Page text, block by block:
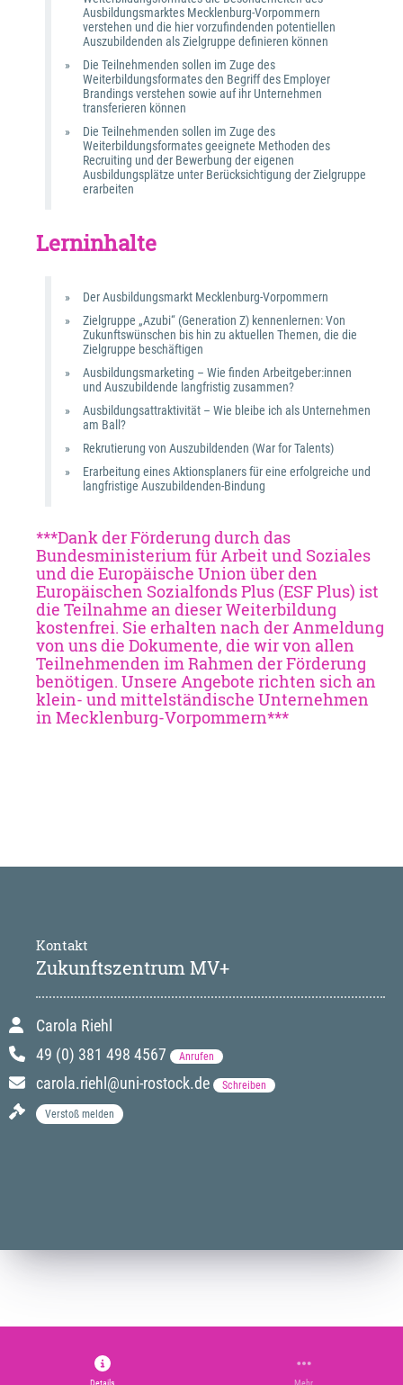
Details Mehr
Ausbildungsmarktes Mecklenburg-Vorpommern
verstehen und die hier vorzufindenden potentiellen
Auszubildenden als Zielgruppe definieren können
Die Teilnehmenden sollen im Zuge des
Weiterbildungsformates den Begriff des Employer
Brandings verstehen sowie auf ihr Unternehmen
transferieren können
Die Teilnehmenden sollen im Zuge des
Weiterbildungsformates geeignete Methoden des
Recruiting und der Bewerbung der eigenen
Ausbildungsplätze unter Berücksichtigung der Zielgruppe
erarbeiten
Lerninhalte
Der Ausbildungsmarkt Mecklenburg-Vorpommern
Zielgruppe „Azubi“ (Generation Z) kennenlernen: Von
Zukunftswünschen bis hin zu aktuellen Themen, die die
Zielgruppe beschäftigen
Ausbildungsmarketing – Wie finden Arbeitgeber:innen
und Auszubildende langfristig zusammen?
Ausbildungsattraktivität – Wie bleibe ich als Unternehmen
am Ball?
Rekrutierung von Auszubildenden (War for Talents)
Erarbeitung eines Aktionsplaners für eine erfolgreiche und
langfristige Auszubildenden-Bindung
***Dank der Förderung durch das
Bundesministerium für Arbeit und Soziales
und die Europäische Union über den
Europäischen Sozialfonds Plus (ESF Plus) ist
die Teilnahme an dieser Weiterbildung
kostenfrei. Sie erhalten nach der Anmeldung
von uns die Dokumente, die wir von allen
Teilnehmenden im Rahmen der Förderung
benötigen. Unsere Angebote richten sich an
klein- und mittelständische Unternehmen
in Mecklenburg-Vorpommern***
Kontakt
Zukunftszentrum MV+
Carola Riehl
49 (0) 381 498 4567
Anrufen
carola.riehl@uni-rostock.de Schreiben
Verstoß melden